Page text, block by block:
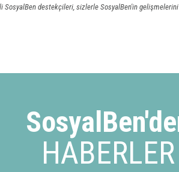
SosyalBen destekçileri, sizlerle SosyalBen'in
HABERLER